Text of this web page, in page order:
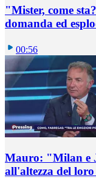
"Mister, come
domanda ed
00:56
Mauro: "Milan e
all'altezza del